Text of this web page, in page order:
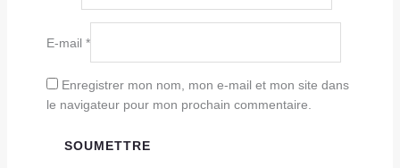
E-mail *
Enregistrer mon nom, mon e-mail et mon site dans
le navigateur pour mon prochain commentaire.